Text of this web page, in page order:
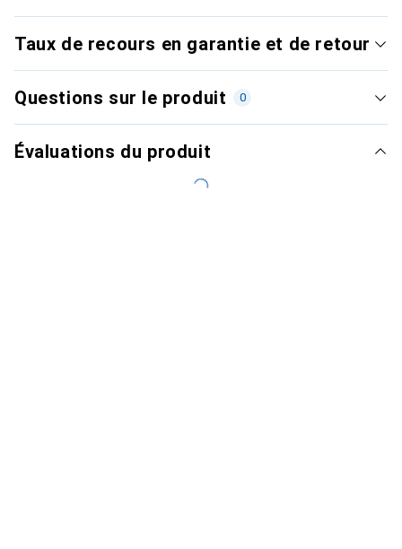
Taux de recours en garantie et de retour
Questions sur le produit 0
Évaluations du produit